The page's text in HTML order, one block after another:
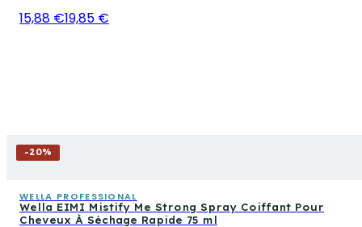
15,88 €19,85 €
-20%
WELLA PROFESSIONAL
Wella EIMI Mistify Me Strong Spray Coiffant Pour
Cheveux À Séchage Rapide 75 ml